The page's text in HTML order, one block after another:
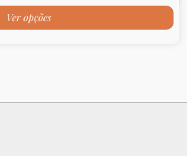
Ver opções